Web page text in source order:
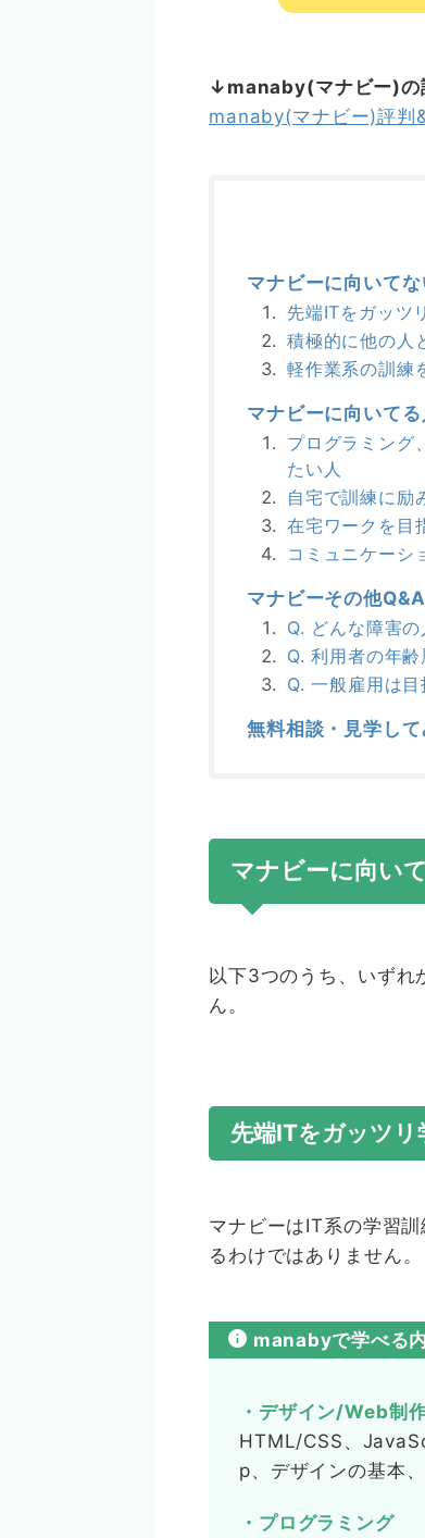
↓manaby(マナビー)の
manaby(マナビー)評判
マナビーに向いてな
先端ITをガッツ
積極的に他の人
軽作業系の訓練
マナビーに向いてる
プログラミング
たい人
自宅で訓練に励
在宅ワークを目
コミュニケーシ
マナビーその他Q&A
Q. どんな障害の
Q. 利用者の年齢
Q. 一般雇用は目
無料相談・見学して
マナビーに向い
以下3つのうち、いず
ん。
先端ITをガッツリ
マナビーはIT系の学習
るわけではありません。
manabyで学べる内
・デザイン/Web制
HTML/CSS、
p、デザインの基本
・プログラミング